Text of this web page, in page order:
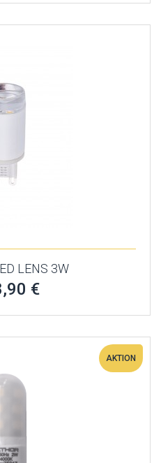
LENS 3W
€
AKTION